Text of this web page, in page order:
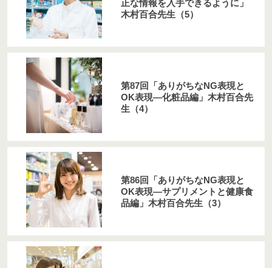
正な情報を入手できるように」
木村百合先生（5）
第87回「ありがちなNG表現と
OK表現―化粧品編」木村百合先
生（4）
第86回「ありがちなNG表現と
OK表現―サプリメントと健康食
品編」木村百合先生（3）